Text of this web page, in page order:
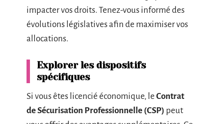
impacter vos droits. Tenez-vous informé des
évolutions législatives afin de maximiser vos
allocations.
Explorer les dispositifs
spécifiques
Si vous êtes licencié économique, le Contrat
de Sécurisation Professionnelle (CSP) peut